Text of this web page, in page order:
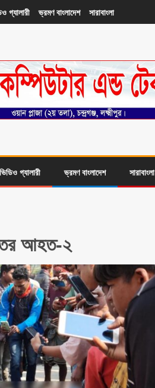
গ্যালারী ভ্রমণ বাংলাদেশ সারাবাংলা
ভিডিও গ্যালারী ভ্রমণ বাংলাদেশ সারাবাংলা
আহত-২